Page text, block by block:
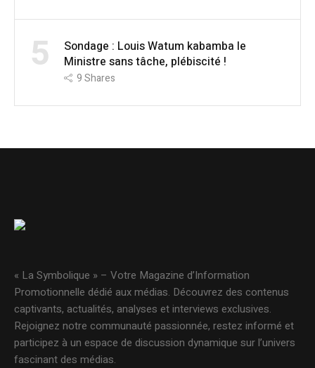
5
Sondage : Louis Watum kabamba le
Ministre sans tâche, plébiscité !
9Shares
« La Symbolique » – Votre Magazine d’Information
Promotionnelle dédié aux médias. Découvrez des contenus
captivants, actualités, analyses et interviews exclusives.
Rejoignez notre communauté passionnée, restez informé et
participez à un espace de discussion dynamique sur l’univers
fascinant des médias.